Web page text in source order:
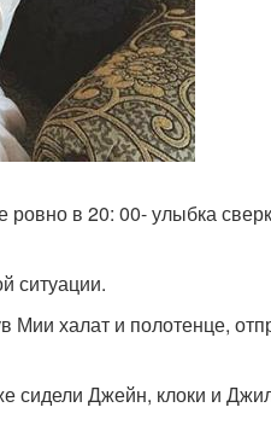
в 20: 00- улыбка
ситуации.
халат и полотенце,
сидели Джейн, клоки и